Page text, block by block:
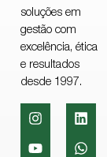
soluções em
gestão com
excelência, ética
e resultados
desde 1997.